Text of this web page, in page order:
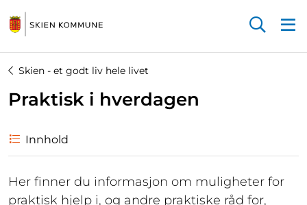
Skien - et godt liv hele livet
Praktisk i hverdagen
Innhold
Her finner du informasjon om muligheter for
praktisk hjelp i, og andre praktiske råd for,